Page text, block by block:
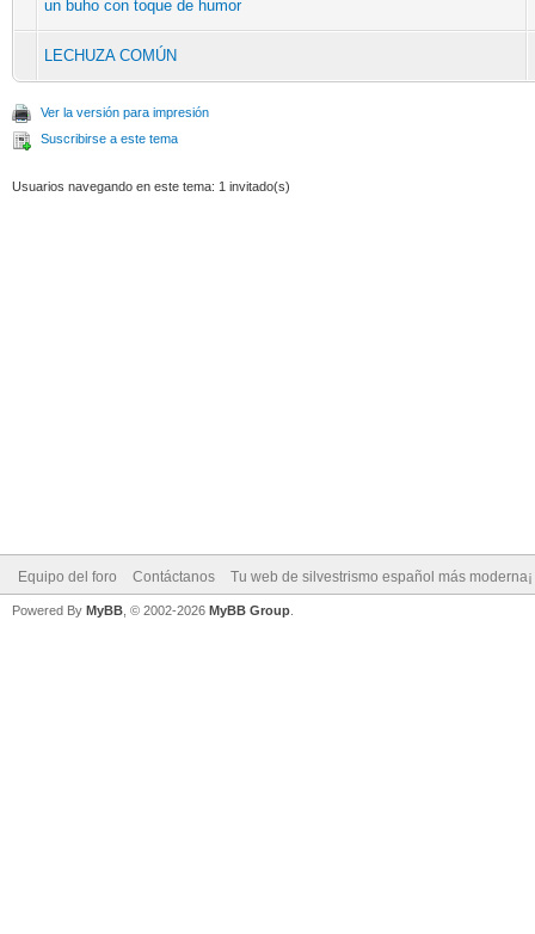
un buho con toque de humor
LECHUZA COMÚN
Ver la versión para impresión
Suscribirse a este tema
Usuarios navegando en este tema: 1 invitado(s)
Equipo del foro Contáctanos Tu web de silvestrismo español más moderna¡
Powered By MyBB , © 2002-2026 MyBB Group